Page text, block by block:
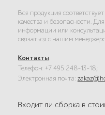
Вся продукция
качества и безопасности.
информации или
связаться с нашим
Контакты:
Телефон: +7 495 248-13-18;
Электронная почта:
Входит ли сборка в